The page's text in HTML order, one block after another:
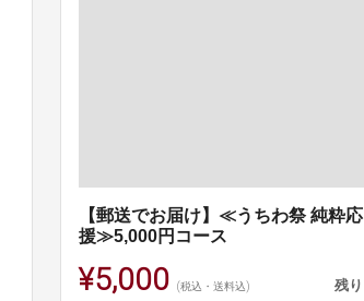
【郵送でお届け】≪うちわ祭 純粋応
援≫5,000円コース
¥5,000 (税込・送料込) 残り